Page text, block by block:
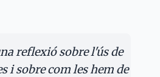
reflexió sobre l'ús de
i sobre com les hem de